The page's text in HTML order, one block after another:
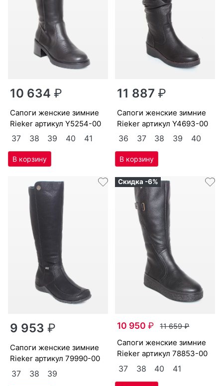
10 634₽
са­поги женс­кие зим­ние
Ri­eker артикулY5254-00
37 38 39 40 41
11 887₽
са­поги женс­кие зим­ние
Ri­eker артикулY4693-00
36 37 38 39 40
9 953₽
са­поги женс­кие зим­ние
Ri­eker артикул79990-00
37 38 39
Скидка -6%
10 950₽ 11 659₽
са­поги женс­кие зим­ние
Ri­eker артикул78853-00
37 38 40 41